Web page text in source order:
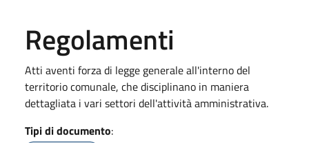
Regolamenti
Atti aventi forza di legge generale all'interno del
territorio comunale, che disciplinano in maniera
dettagliata i vari settori dell'attività amministrativa.
Tipi di documento: